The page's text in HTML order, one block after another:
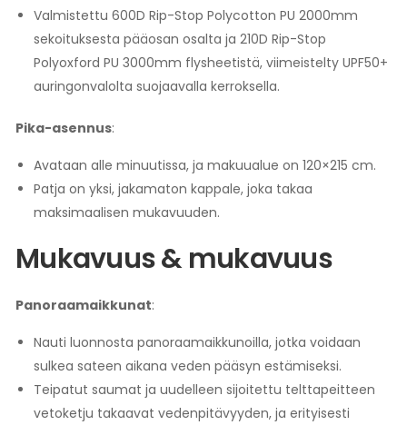
Valmistettu 600D Rip-Stop Polycotton PU 2000mm
sekoituksesta pääosan osalta ja 210D Rip-Stop
Polyoxford PU 3000mm flysheetistä, viimeistelty UPF50+
auringonvalolta suojaavalla kerroksella.
Pika-asennus:
Avataan alle minuutissa, ja makuualue on 120×215 cm.
Patja on yksi, jakamaton kappale, joka takaa
maksimaalisen mukavuuden.
Mukavuus & mukavuus
Panoraamaikkunat:
Nauti luonnosta panoraamaikkunoilla, jotka voidaan
sulkea sateen aikana veden pääsyn estämiseksi.
Teipatut saumat ja uudelleen sijoitettu telttapeitteen
vetoketju takaavat vedenpitävyyden, ja erityisesti